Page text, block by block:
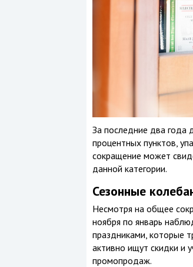
За последние два года
процентных пунктов,
сокращение может
данной категории.
Сезонные
Несмотря на общее
ноября по январь
праздниками, которые
активно ищут скидки и
промопродаж.